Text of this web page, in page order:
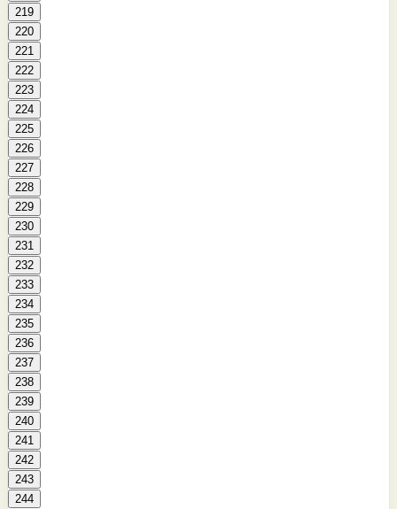
219
220
221
222
223
224
225
226
227
228
229
230
231
232
233
234
235
236
237
238
239
240
241
242
243
244